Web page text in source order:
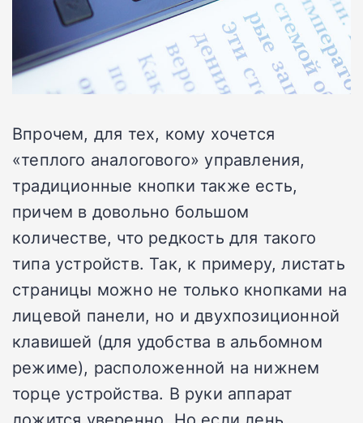
Впрочем, для тех, кому хочется
«теплого аналогового» управления,
традиционные кнопки также есть,
причем в довольно большом
количестве, что редкость для такого
типа устройств. Так, к примеру, листать
страницы можно не только кнопками на
лицевой панели, но и двухпозиционной
клавишей (для удобства в альбомном
режиме), расположенной на нижнем
торце устройства. В руки аппарат